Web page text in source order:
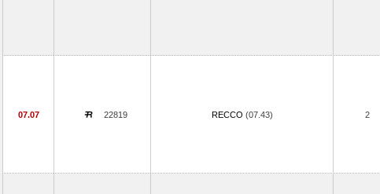
07.07 22819 RECCO (07.43) 2